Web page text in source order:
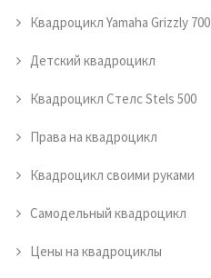
Квадроцикл Yamaha Grizzly 700
Детский квадроцикл
Квадроцикл Стелс Stels 500
Права на квадроцикл
Квадроцикл своими руками
Самодельный квадроцикл
Цены на квадроциклы